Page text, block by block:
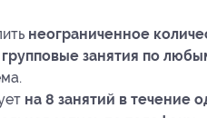
неограниченное
групповые занятия по
на 8 занятий в течение